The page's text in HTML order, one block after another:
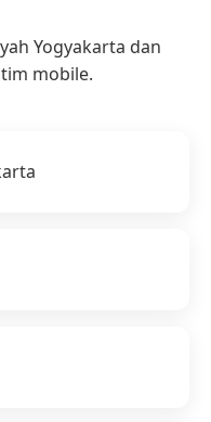
Yogyakarta dan
mobile.